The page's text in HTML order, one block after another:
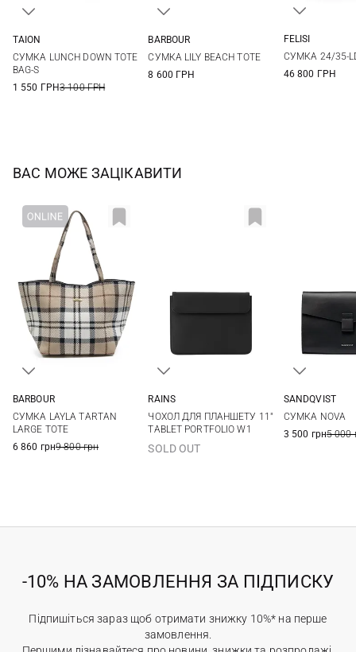
TAION
СУМКА LUNCH DOWN TOTE
BAG-S
1 550 ГРН3 100 ГРН
BARBOUR
СУМКА LILY BEACH TOTE
8 600 ГРН
FELISI
СУМКА 24/35-
46 800 ГРН
ВАС МОЖЕ ЗАЦІКАВИТИ
BARBOUR
СУМКА LAYLA TARTAN
LARGE TOTE
6 860 грн9 800 грн
RAINS
ЧОХОЛ ДЛЯ ПЛАНШЕТУ 11"
TABLET PORTFOLIO W1
SOLD OUT
SANDQVIST
СУМКА NOVA
3 500 грн5 000
-10% НА ЗАМОВЛЕННЯ ЗА ПІДПИСКУ
Підпишіться зараз щоб отримати знижку 10%* на перше
замовлення.